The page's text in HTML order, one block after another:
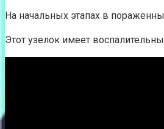
На начальных этапах в
Этот узелок имеет